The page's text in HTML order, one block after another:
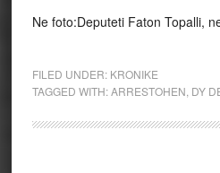
Ne foto:Deputeti Faton Topalli,
FILED UNDER: KRONIKE
TAGGED WITH:ARRESTOHEN DY